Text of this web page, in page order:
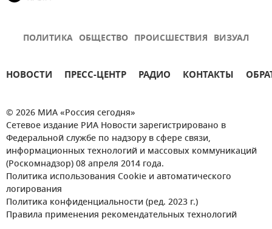
ПОЛИТИКА ОБЩЕСТВО ПРОИСШЕСТВИЯ ВИЗУАЛ
НОВОСТИ ПРЕСС-ЦЕНТР РАДИО КОНТАКТЫ
© 2026 МИА «Россия сегодня»
Сетевое издание РИА Новости зарегистрировано в
Федеральной службе по надзору в сфере связи,
информационных технологий и массовых коммуникаций
(Роскомнадзор) 08 апреля 2014 года.
Политика использования Cookie и автоматического
логирования
Политика конфиденциальности (ред. 2023 г.)
Правила применения рекомендательных технологий